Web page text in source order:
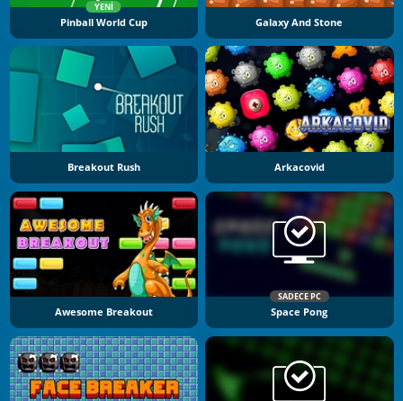
YENI
Pinball World Cup Galaxy And Stone
Breakout Rush Arkacovid
Awesome Breakout
SADECE PC
Space Pong